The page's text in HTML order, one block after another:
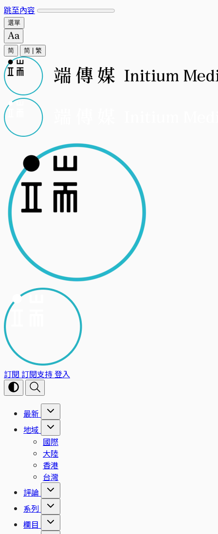
跳至內容
選單
简 简 繁
訂閱 訂閱支持登入
最新
地域
國際
大陸
香港
台灣
評論
系列
欄目